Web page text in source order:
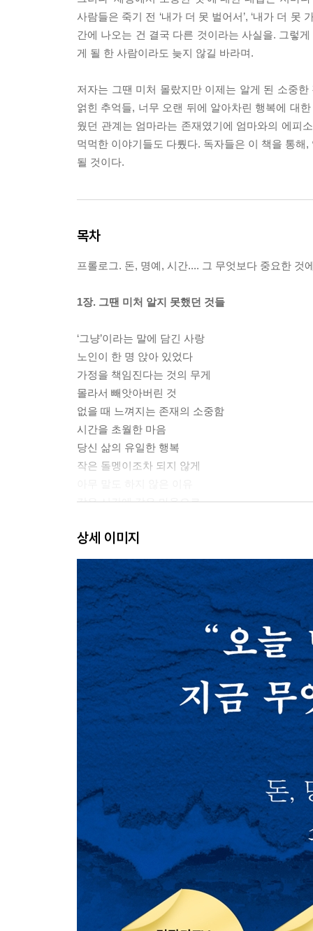
사람들은 죽기 전 ‘내가 더 못 벌어서’, ‘내가 더 못
간에 나오는 건 결국 다른 것이라는 사실을. 그렇
게 될 한 사람이라도 늦지 않길 바라며.
저자는 그땐 미처 몰랐지만 이제는 알게 된 소중
얽힌 추억들, 너무 오랜 뒤에 알아차린 행복에 대
웠던 관계는 엄마라는 존재였기에 엄마와의 에피
먹먹한 이야기들도 다뤘다. 독자들은 이 책을 통
될 것이다.
목차
프롤로그. 돈, 명예, 시간.... 그 무엇보다 중요한 것
1장. 그땐 미처 알지 못했던 것들
‘그냥’이라는 말에 담긴 사랑
노인이 한 명 앉아 있었다
가정을 책임진다는 것의 무게
몰라서 빼앗아버린 것
없을 때 느껴지는 존재의 소중함
시간을 초월한 마음
당신 삶의 유일한 행복
작은 돌멩이조차 되지 않게
같은 시간에 같은 마음으로
[두 아이가 있는 30대 후반 엄마 이야기]
2장. 어떤 행복은 오랜 뒤에 알게 된다
그때 들었으면 좋았을 텐데
돌아보니 가장 행복했던 한때
우리 엄마는 이런 사람이었습니다
나 대신 아파주는 마음
사치 부릴 수 없었던 인생
아버지가 전하고 싶은 마지막 말
거친 파도가 몰아치게 된 날
하얗게 변해버린 세상
그 심정은 어땠을까
늘 괜찮은 줄 알았습니다
세상에서 가장 그리운 밥
[규모 5.8의 지진을 맞은 아기 엄마 이야기]
3장. 만약 오늘 밤 당신이 떠난다면
한 가닥의 희망을 잡다
오해와 오해가 만든 날
내게 왜 전화하지 않았을까
상세 이미지